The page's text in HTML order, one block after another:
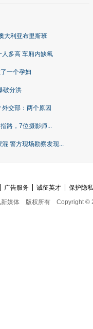
大利亚布里斯班
多高 车厢内缺氧
一个孕妇
破分洪
交部：两个原因
路，7位摄影师...
警方现场勘察发现...
广告服务 诚征英才
保护隐
新媒体
版权所有 Copyright ©